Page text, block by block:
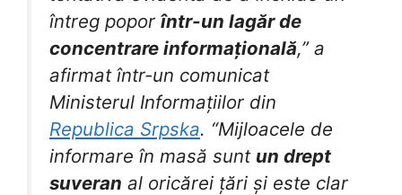
întreg popor într-un lagăr de
concentrare informațională,” a
afirmat într-un comunicat
Ministerul Informațiilor din
Republica Srpska. “Mijloacele de
informare în masă sunt un drept
suveran al oricărei țări și este clar